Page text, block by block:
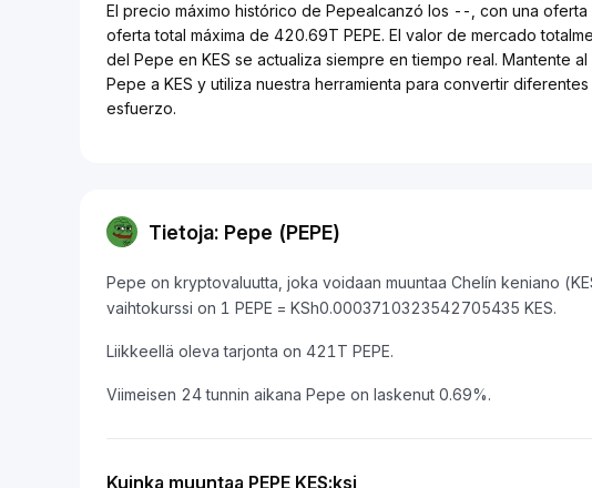
El precio máximo histórico de Pepealcanzó los --, con una
oferta total máxima de 420.69T PEPE. El valor de mercado
del Pepe en KES se actualiza siempre en tiempo real. Mantente
Pepe a KES y utiliza nuestra herramienta para convertir
esfuerzo.
Tietoja: Pepe (PEPE)
Pepe on kryptovaluutta, joka voidaan muuntaa Chelín keniano
vaihtokurssi on 1 PEPE = KSh0.0003710323542705435 KES.
Liikkeellä oleva tarjonta on 421T PEPE.
Viimeisen 24 tunnin aikana Pepe on laskenut 0.69%.
Kuinka muuntaa PEPE KES:ksi